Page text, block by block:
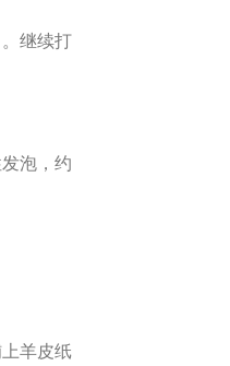
继续打
泡，约
羊皮纸